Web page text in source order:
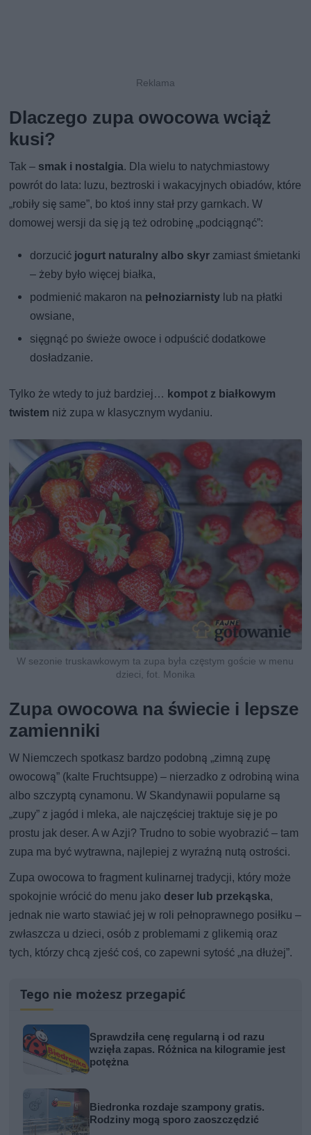
Dlaczego zupa owocowa wciąż
kusi?
Tak – smak i nostalgia. Dla wielu to natychmiastowy
powrót do lata: luzu, beztroski i wakacyjnych obiadów, które
„robiły się same”, bo ktoś inny stał przy garnkach. W
domowej wersji da się ją też odrobinę „podciągnąć”:
dorzucić jogurt naturalny albo skyr zamiast śmietanki
– żeby było więcej białka,
podmienić makaron na pełnoziarnisty lub na płatki
owsiane,
sięgnąć po świeże owoce i odpuścić dodatkowe
dosładzanie.
Tylko że wtedy to już bardziej… kompot z białkowym
twistem niż zupa w klasycznym wydaniu.
W sezonie truskawkowym ta zupa była częstym goście w menu
dzieci, fot. Monika
Zupa owocowa na świecie i lepsze
zamienniki
W Niemczech spotkasz bardzo podobną „zimną zupę
owocową” (kalte Fruchtsuppe) – nierzadko z odrobiną wina
albo szczyptą cynamonu. W Skandynawii popularne są
„zupy” z jagód i mleka, ale najczęściej traktuje się je po
prostu jak deser. A w Azji? Trudno to sobie wyobrazić – tam
zupa ma być wytrawna, najlepiej z wyraźną nutą ostrości.
Zupa owocowa to fragment kulinarnej tradycji, który może
spokojnie wrócić do menu jako deser lub przekąska,
jednak nie warto stawiać jej w roli pełnoprawnego posiłku –
zwłaszcza u dzieci, osób z problemami z glikemią oraz
tych, którzy chcą zjeść coś, co zapewni sytość „na dłużej”.
Tego nie możesz przegapić
Sprawdziła cenę regularną i od razu
wzięła zapas. Różnica na kilogramie jest
potężna
Biedronka rozdaje szampony gratis.
Rodziny mogą sporo zaoszczędzić